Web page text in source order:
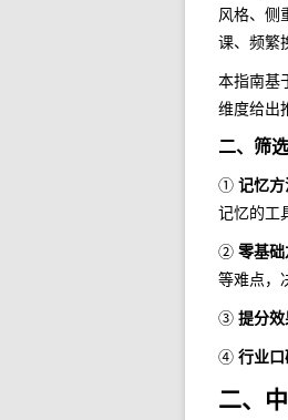
风格、侧
课、频繁
本指南基
维度给出
二、筛
① 记忆
记忆的工
② 零基
等难点，
③ 提分
④ 行业
二、